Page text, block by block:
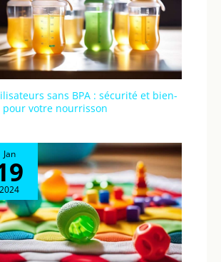
sans BPA : sécurité et bien-
pour votre nourrisson
Jan
2024